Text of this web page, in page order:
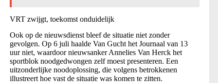
VRT zwijgt, toekomst onduidelijk
Ook op de nieuwsdienst bleef de situatie niet zonder
gevolgen. Op 6 juli haalde Van Gucht het Journaal van 13
uur niet, waardoor nieuwsanker Annelies Van Herck het
sportblok noodgedwongen zelf moest presenteren. Een
uitzonderlijke noodoplossing, die volgens betrokkenen
illustreert hoe vast de situatie was komen te zitten.